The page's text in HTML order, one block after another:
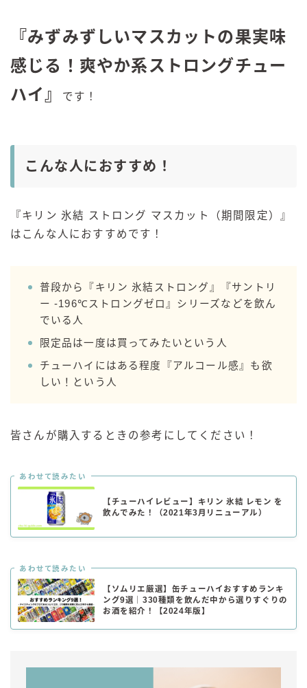
『みずみずしいマスカットの果実味
感じる！爽やか系ストロングチュー
ハイ』
です！
こんな人におすすめ！
『キリン 氷結 ストロング マスカット（期間限定）』
はこんな人におすすめです！
普段から『キリン 氷結ストロング』『サントリ
ー -196℃ストロングゼロ』シリーズなどを飲ん
でいる人
限定品は一度は買ってみたいという人
チューハイにはある程度『アルコール感』も欲
しい！という人
皆さんが購入するときの参考にしてください！
あわせて読みたい
【チューハイレビュー】キリン 氷結 レモン を
飲んでみた！（2021年3月リニューアル）
あわせて読みたい
【ソムリエ厳選】缶チューハイおすすめランキ
ング9選｜330種類を飲んだ中から選りすぐりの
お酒を紹介！【2024年版】